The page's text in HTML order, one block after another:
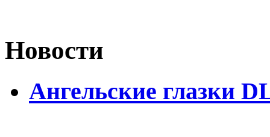
Новости
Ангельские глазки